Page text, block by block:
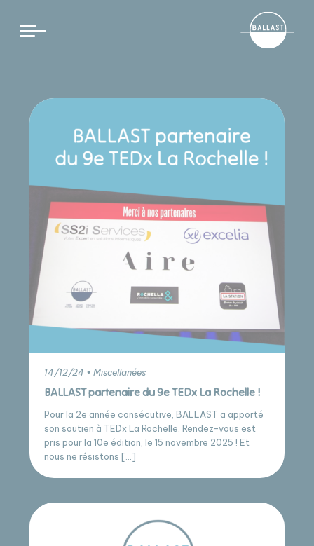
14/12/24 • Miscellanées
BALLAST partenaire du 9e TEDx La Rochelle !
Pour la 2e année consécutive, BALLAST a apporté
son soutien à TEDx La Rochelle. Rendez-vous est
pris pour la 10e édition, le 15 novembre 2025 ! Et
nous ne résistons […]